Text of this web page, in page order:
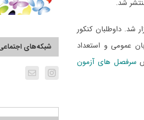
سراسری و دانشگاه آزاد یازدهم اسفند ۱۴۰۱ برگزار شد. داوطلبان کنکور
عمومی و استعداد
سرفصل های آزمون
شبکه‌های